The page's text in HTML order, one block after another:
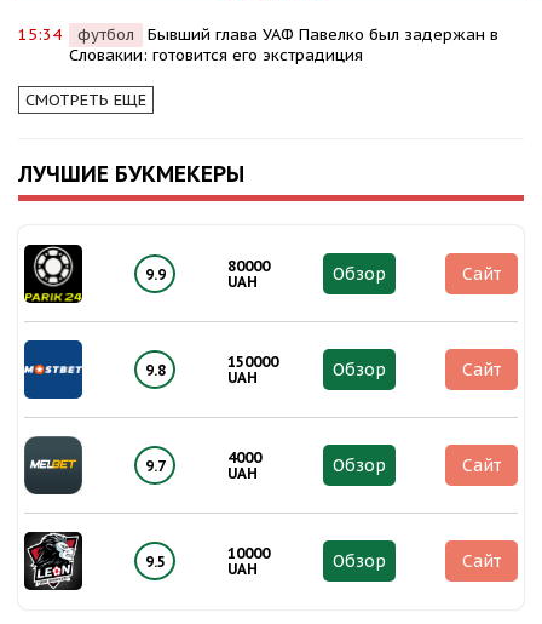
15:34 футбол
Бывший глава УАФ Павелко был задержан в
Словакии: готовится его экстрадиция
СМОТРЕТЬ ЕЩЕ
ЛУЧШИЕ БУКМЕКЕРЫ
9.9
80000
UAH
Обзор Сайт
9.8
150000
UAH
Обзор Сайт
9.7
4000
UAH
Обзор Сайт
9.5
10000
UAH
Обзор Сайт